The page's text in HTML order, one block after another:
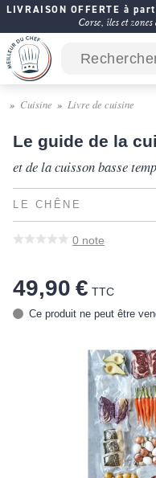
LIVRAISON OFFERTE à
Corse, îles et
Cuisine Livre de cuisine
Le guide de la
et de la cuisson basse
LE CHÊNE
0 note
49,90 € TTC
Ce produit ne peut être